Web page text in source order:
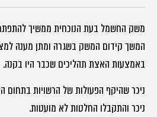
משק החשמל בעת הנוכחית ממשיך
המשך קידום המשק בשגרה ומתן מענה
באמצעות האצת תהליכים שכבר היו בקנה.
ניכר שהיקף הפעולות של הרשויות בתחום
ניכר והתקבלו החלטות לא מועטות.